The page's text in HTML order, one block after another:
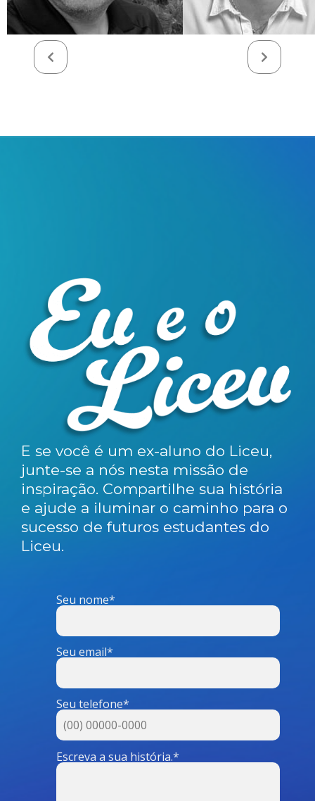
E se você é um ex-aluno do Liceu,
junte-se a nós nesta missão de
inspiração. Compartilhe sua história
e ajude a iluminar o caminho para o
sucesso de futuros estudantes do
Liceu.
Seu nome*
Seu email*
Seu telefone*
Escreva a sua história.*